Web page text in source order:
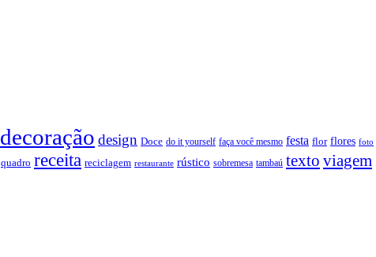
decoração design Doce do it yourself faça você mesmo festa flor flores foto
quadro receita reciclagem restaurante rústico sobremesa tambaú texto viagem